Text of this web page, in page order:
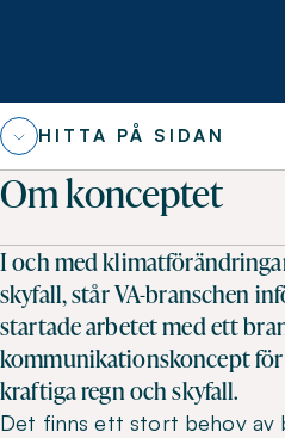
HITTA PÅ SIDAN
Om konceptet
I och med
skyfall, står VA-branschen
startade arbetet med ett
kommunikationskoncept
kraftiga regn och skyfall.
Det finns ett stort behov av